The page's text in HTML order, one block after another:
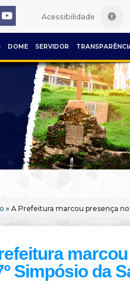
Acessibilidade
DOME SERVIDOR
» A Prefeitura marcou presença no
Simpósio da